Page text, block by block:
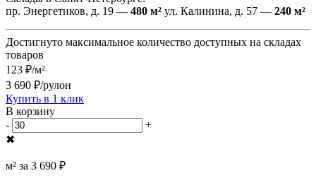
пр. Энергетиков, д. 19 — 480 м² ул. Калинина, д. 57 — 240 м²
Достигнуто максимальное количество доступных на складах
товаров
123 ₽/м²
3 690 ₽/рулон
Купить в 1 клик
В корзину
-
+
✖
м² за 3 690 ₽